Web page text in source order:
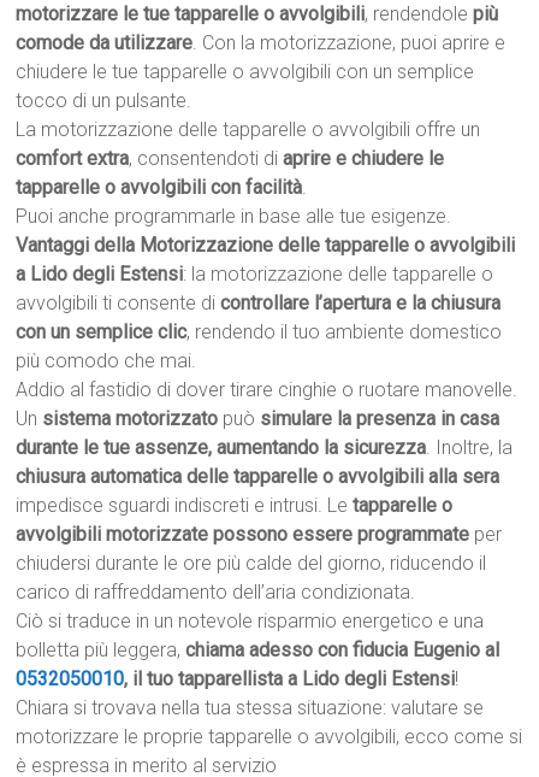
motorizzare le tue tapparelle o avvolgibili, rendendolepiù
comode da utilizzare. Con la motorizzazione, puoi aprire e
chiudere le tue tapparelle o avvolgibili con un semplice
tocco di un pulsante.
La motorizzazione delle tapparelle o avvolgibili offre un
comfort extra, consentendoti diaprire e chiudere le
tapparelle o avvolgibili con facilità.
Puoi anche programmarle in base alle tue esigenze.
Vantaggi della Motorizzazione delle tapparelle o avvolgibili
a Lido degli Estensi: la motorizzazione delle tapparelle o
avvolgibili ti consente dicontrollare l’apertura e la chiusura
con un semplice clic, rendendo il tuo ambiente domestico
più comodo che mai.
Addio al fastidio di dover tirare cinghie o ruotare manovelle.
Un sistema motorizzato può simulare la presenza in casa
durante le tue assenze, aumentando la sicurezza. Inoltre, la
chiusura automatica delle tapparelle o avvolgibili alla sera
impedisce sguardi indiscreti e intrusi. Letapparelle o
avvolgibili motorizzate possono essere programmate per
chiudersi durante le ore più calde del giorno, riducendo il
carico di raffreddamento dell’aria condizionata.
Ciò si traduce in un notevole risparmio energetico e una
bolletta più leggera,chiama adesso con fiducia Eugenio al
0532050010, il tuo tapparellista a Lido degli Estensi!
Chiara si trovava nella tua stessa situazione: valutare se
motorizzare le proprie tapparelle o avvolgibili, ecco come si
è espressa in merito al servizio